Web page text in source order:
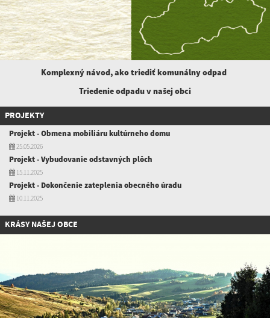
Komplexný návod, ako triediť komunálnyodpad
Triedenie odpadu v našej obci
PROJEKTY
Projekt - Obmena mobiliáru kultúrneho domu
25.05.2026
Projekt - Vybudovanie odstavných plôch
15.11.2025
Projekt - Dokončenie zateplenia obecného úradu
10.11.2025
KRÁSY NAŠEJ OBCE